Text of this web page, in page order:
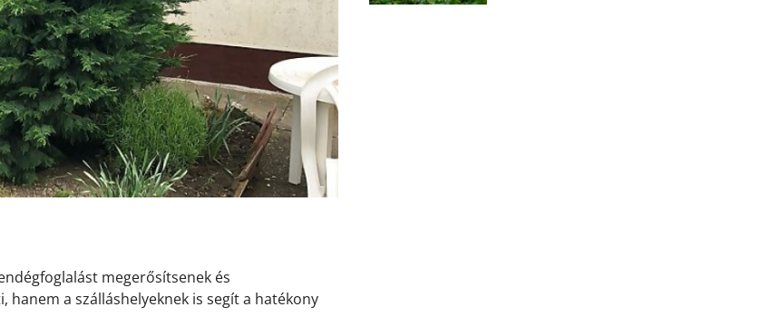
megerősítsenek és
hanem a szálláshelyeknek is segít a hatékony